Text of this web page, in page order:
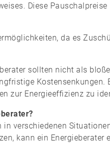
Diese
da es
sollten nicht als
zur Energieeffizienz zu
in verschiedenen
kann ein